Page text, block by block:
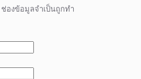
ช่องข้อมูลจำเป็นถูกทำ